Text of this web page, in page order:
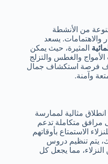
من الأنشطة
والاهتمامات. يسعد
المثيرة، حيث يمكن
والغطس والتزلج
فرصة استكشاف جمال
وآمنة.
مثالية لممارسة
مرافق متكاملة تدعم
الاستمتاع بأوقاتهم
يتم تنظيم دروس
مما يجعل كل